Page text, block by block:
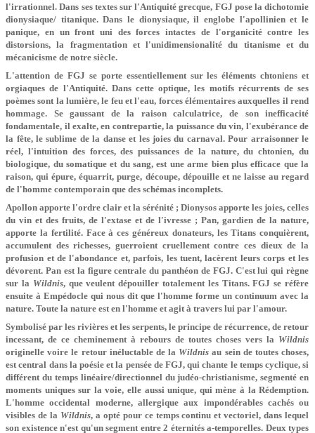
l'irrationnel. Dans ses textes sur l'Antiquité grecque, FGJ pose la dichotomie
dionysiaque/ titanique. Dans le dionysiaque, il englobe l'apollinien et le
panique, en un front uni des forces intactes de l'organicité contre les
distorsions, la fragmentation et l'unidimensionalité du titanisme et du
mécanicisme de notre siècle.
L'attention de FGJ se porte essentiellement sur les éléments chtoniens et
orgiaques de l'Antiquité. Dans cette optique, les motifs récurrents de ses
poèmes sont la lumière, le feu et l'eau, forces élémentaires auxquelles il rend
hommage. Se gaussant de la raison calculatrice, de son inefficacité
fondamentale, il exalte, en contrepartie, la puissance du vin, l'exubérance de
la fête, le sublime de la danse et les joies du carnaval. Pour arraisonner le
réel, l'intuition des forces, des puissances de la nature, du chtonien, du
biologique, du somatique et du sang, est une arme bien plus efficace que la
raison, qui épure, équarrit, purge, découpe, dépouille et ne laisse au regard
de l'homme contemporain que des schémas incomplets.
Apollon apporte l'ordre clair et la sérénité ; Dionysos apporte les joies, celles
du vin et des fruits, de l'extase et de l'ivresse ; Pan, gardien de la nature,
apporte la fertilité. Face à ces généreux donateurs, les Titans conquièrent,
accumulent des richesses, guerroient cruellement contre ces dieux de la
profusion et de l'abondance et, parfois, les tuent, lacèrent leurs corps et les
dévorent. Pan est la figure centrale du panthéon de FGJ. C'est lui qui règne
sur la Wildnis, que veulent dépouiller totalement les Titans. FGJ se réfère
ensuite à Empédocle qui nous dit que l'homme forme un continuum avec la
nature. Toute la nature est en l'homme et agit à travers lui par l'amour.
Symbolisé par les rivières et les serpents, le principe de récurrence, de retour
incessant, de ce cheminement à rebours de toutes choses vers la Wildnis
originelle voire le retour inéluctable de la Wildnis au sein de toutes choses,
est central dans la poésie et la pensée de FGJ, qui chante le temps cyclique, si
différent du temps linéaire/directionnel du judéo-christianisme, segmenté en
moments uniques sur la voie, elle aussi unique, qui mène à la Rédemption.
L'homme occidental moderne, allergique aux impondérables cachés ou
visibles de la Wildnis, a opté pour ce temps continu et vectoriel, dans lequel
son existence n'est qu'un segment entre 2 éternités a-temporelles. Deux types